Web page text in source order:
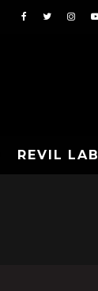
REVIL LAB